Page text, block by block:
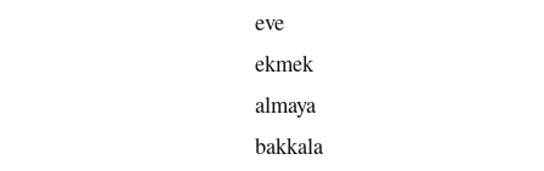
eve
ekmek
almaya
bakkala